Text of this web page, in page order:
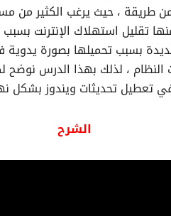
طريقة ، حيث يرغب الكثير من
بسبب تحميلها بصورة
تعطيل تحديثات ويندوز بشكل
الشرح